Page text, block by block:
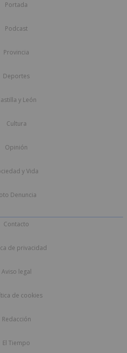
Portada
Podcast
Provincia
Deportes
y León
Cultura
Opinión
y Vida
Denuncia
Contacto
de privacidad
Aviso legal
de cookies
Redacción
El Tiempo